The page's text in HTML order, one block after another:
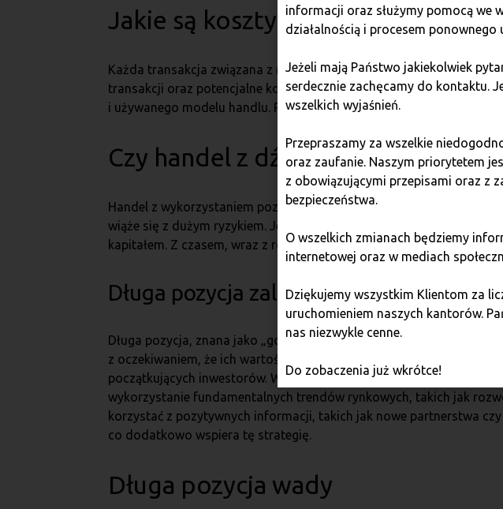
Jakie są koszty handlu z dźwignią?
Każda transakcja związana z margin tradingiem wiąże się z
transakcji oraz potencjalne koszty likwidacji w przypadku
i używanego modelu handlu. Przed rozpoczęciem inwestycji warto
Czy handel z dźwignią jest dla
Handel z wykorzystaniem pozycji długich i krótkich na rynku
wiąże się z dużym ryzykiem. Jeżeli dopiero zaczynasz swoją
kapitałem. Z czasem, wraz z rozwojem umiejętności, możesz
Długa pozycja zalety
Długa pozycja, znana jako „going long”, to jedna z najbardziej
z oczekiwaniem, że ich wartość wzrośnie w przyszłości. Główną
początkujących inwestorów. W przeciwieństwie do bardziej
wykorzystanie fundamentalnych trendów rynkowych, takich jak
korzystać z pozytywnych informacji, takich jak nowe partnerstwa
co dodatkowo wspiera tę strategię.
Długa pozycja wady
informacji oraz służymy pomocą we
działalnością i procesem ponownego
Jeżeli mają Państwo jakiekolwiek
serdecznie zachęcamy do kontaktu.
wszelkich wyjaśnień.
Przepraszamy za wszelkie
oraz zaufanie. Naszym priorytetem
z obowiązującymi przepisami oraz z
bezpieczeństwa.
O wszelkich zmianach będziemy
internetowej oraz w mediach
Dziękujemy wszystkim Klientom za
uruchomieniem naszych kantorów.
nas niezwykle cenne.
Do zobaczenia już wkrótce!